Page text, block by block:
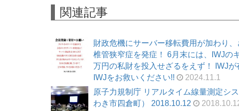
関連記事
財政危機にサーバー移転費用が加わり
椎管狭窄症を発症！ 6月末には、IWJの
万円の私財を投入せざるをえず！ IWJ
IWJをお救いください!!
2024.11.1
原子力規制庁 リアルタイム線量測定シ
わき市四倉町） 2018.10.12